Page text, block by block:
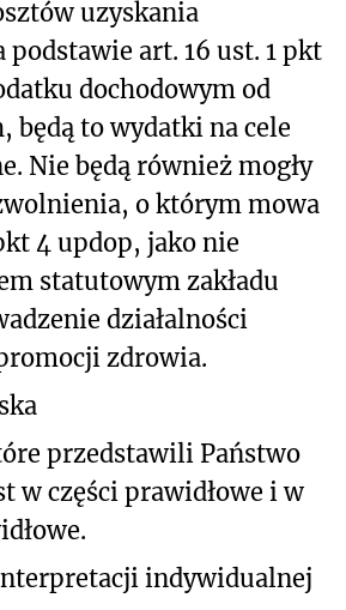
uzyskania
podstawie art. 16 ust. 1 pkt
dochodowym od
będą to wydatki na cele
Nie będą również mogły
o którym mowa
4 updop, jako nie
statutowym zakładu
działalności
zdrowia.
przedstawili Państwo
w części prawidłowe i w
indywidualnej